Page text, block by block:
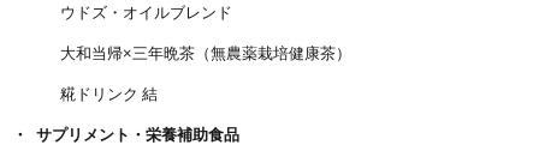
ウドズ・オイルブレンド
大和当帰×三年晩茶（無農薬栽培健康茶）
糀ドリンク 結
サプリメント・栄養補助食品